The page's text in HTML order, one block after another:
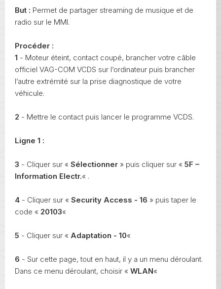
But : Permet de partager streaming de musique et de
radio sur le MMI.
Procéder :
1 - Moteur éteint, contact coupé, brancher votre câble
officiel VAG-COM VCDS sur l’ordinateur puis brancher
l’autre extrémité sur la prise diagnostique de votre
véhicule.
2 - Mettre le contact puis lancer le programme VCDS.
Ligne 1 :
3 - Cliquer sur « Sélectionner » puis cliquer sur « 5F –
Information Electr.« .
4 - Cliquer sur « Security Access - 16 » puis taper le
code « 20103«
5 - Cliquer sur « Adaptation - 10«
6 - Sur cette page, tout en haut, il y a un menu déroulant.
Dans ce menu déroulant, choisir « WLAN«